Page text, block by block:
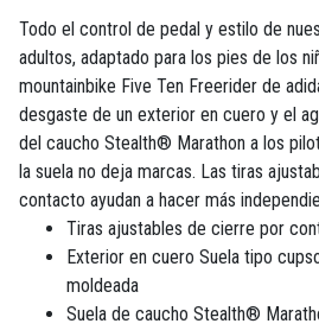
Todo el control de pedal y estilo de
adultos, adaptado para los pies de los
mountainbike Five Ten Freerider de
desgaste de un exterior en cuero y el
del caucho Stealth® Marathon a los
la suela no deja marcas. Las tiras
contacto ayudan a hacer más
Tiras ajustables de cierre por
Exterior en cuero Suela tipo
moldeada
Suela de caucho Stealth®